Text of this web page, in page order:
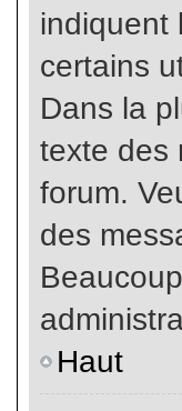
indiquent
certains
Dans la
texte des
forum.
des
Haut